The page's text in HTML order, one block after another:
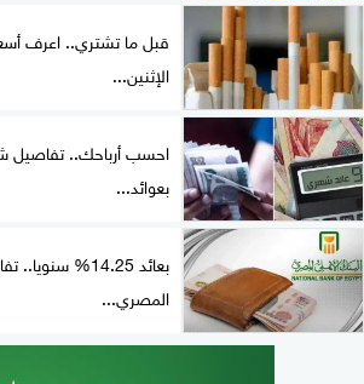
قبل ما تشتري.. اعرف
الإثنين...
بعوائد...
بعائد 14.25%
المصري...